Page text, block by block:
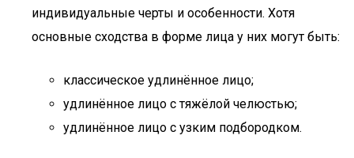
индивидуальные черты и особенности. Хотя
основные сходства в форме лица у них могут быть:
классическое удлинённое лицо;
удлинённое лицо с тяжёлой челюстью;
удлинённое лицо с узким подбородком.